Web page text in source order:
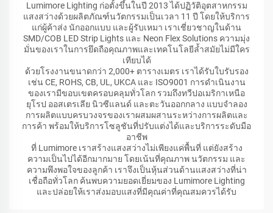
Lumimore Lighting ก่อตั้งขึ้นในปี 2013 ได้ปฏิวัติอุตสาหกรรม
แสงสว่างด้วยผลิตภัณฑ์นวัตกรรมเป็นเวลา 11 ปี โดยให้บริการ
แก่ผู้ค้าส่ง นักออกแบบ และผู้รับเหมา เราเชี่ยวชาญในด้าน
SMD/COB LED Strip Lights และ Neon Flex Solutions ความมุ่ง
มั่นของเราในการยึดถือคุณภาพและเทคโนโลยีล้ำสมัยไม่มีใคร
เทียบได้
ด้วยโรงงานขนาดกว่า 2,000+ ตารางเมตร เราได้รับใบรับรอง
เช่น CE, ROHS, CB, UL, UKCA และ ISO9001 การดำเนินงาน
ของเรามีขอบเขตครอบคลุมทั่วโลก รวมถึงทวีปอเมริกาเหนือ
ยุโรป ออสเตรเลีย นิวซีแลนด์ และตะวันออกกลาง แบบจำลอง
การผลิตแบบครบวงจรของเราผสมผสานระหว่างการผลิตและ
การค้า พร้อมให้บริการโซลูชันที่ปรับแต่งได้และบริการระดับมือ
อาชีพ
ที่ Lumimore เราสร้างแสงสว่างไม่เพียงแค่พื้นที่ แต่ยังสร้าง
ความเป็นไปได้อีกมากมาย โดยเน้นที่คุณภาพ นวัตกรรม และ
ความพึงพอใจของลูกค้า เราจึงเป็นหุ้นส่วนด้านแสงสว่างที่น่า
เชื่อถือทั่วโลก ค้นพบความยอดเยี่ยมของ Lumimore Lighting
และปล่อยให้เราส่งมอบแสงที่มีคุณค่าที่คุณสมควรได้รับ